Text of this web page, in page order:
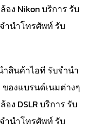
ง Nikon บริการ รับ
ำนำโทรศัพท์ รับ
ำสินค้าไอที รับจำนำ
องแบรนด์เนมต่างๆ
ง DSLR บริการ รับ
ำนำโทรศัพท์ รับ